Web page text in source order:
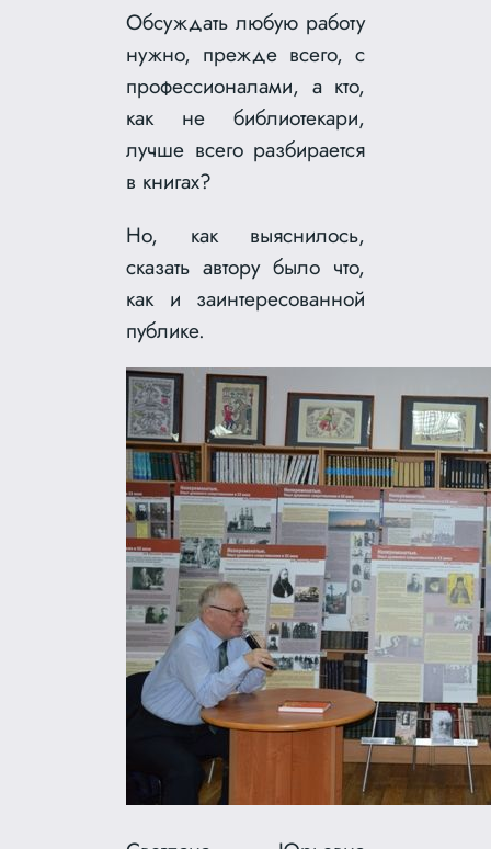
Обсуждать любую работу
нужно, прежде всего, с
профессионалами, а кто,
как не библиотекари,
лучше всего разбирается
в книгах?
Но, как выяснилось,
сказать автору было что,
как и заинтересованной
публике.